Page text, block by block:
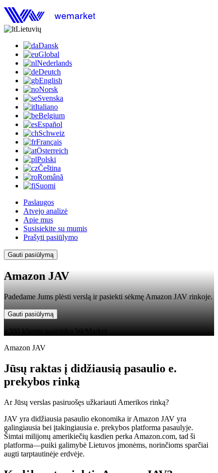
Lietuvių
Dansk
Global
Nederlands
Deutch
English
Norsk
Svenska
Italiano
Belgium
Español
Schweiz
Français
Österreich
Polski
Čeština
Română
Suomi
Paslaugos
Atvejo analizė
Apie mus
Susisiekite su mumis
Prašyti pasiūlymo
Gauti pasiūlymą
Amazon JAV
Padedame Jums plėsti verslą ir pasiekti sėkmę Amazon JAV rinkoje.
Gauti pasiūlymą
+300 klientų pasirinko WeMarket
Amazon JAV
Jūsų raktas į didžiausią pasaulio e.
prekybos rinką
Ar Jūsų verslas pasiruošęs užkariauti Amerikos rinką?
JAV yra didžiausia pasaulio ekonomika ir Amazon JAV yra
galingiausia bei įtakingiausia e. prekybos platforma pasaulyje.
Šimtai milijonų amerikiečių kasdien perka Amazon.com, tad ši
platforma—puiki galimybė Lietuvos įmonėms, norinčioms sparčiai
augti tarptautinėje erdvėje.